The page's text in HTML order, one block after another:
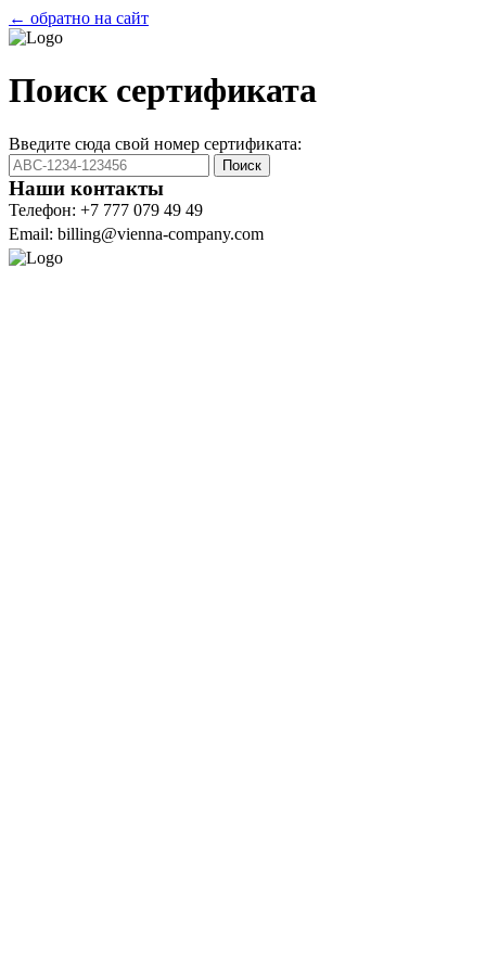
← обратно на сайт
Поиск сертификата
Введите сюда свой номер сертификата:
Поиск
Наши контакты
Телефон: +7 777 079 49 49
Email: billing@vienna-company.com